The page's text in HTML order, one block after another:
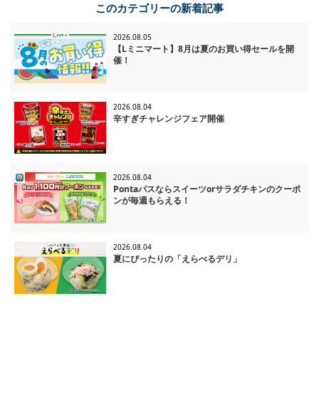
このカテゴリーの新着記事
2026.08.05
【Lミニマート】8月は夏のお買い得セールを開
催！
2026.08.04
辛すぎチャレンジフェア開催
2026.08.04
Pontaパスならスイーツorサラダチキンのクーポ
ンが毎週もらえる！
2026.08.04
夏にぴったりの「えらべるデリ」